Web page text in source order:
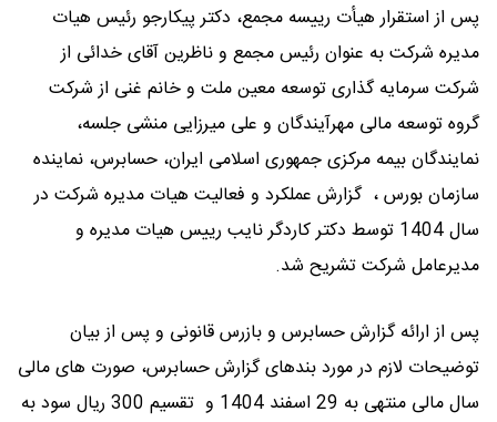
پس از استقرار هیأت رییسه مجمع، دکتر پیکارجو رئیس هیات
مدیره شرکت به عنوان رئیس مجمع و ناظرین آقای خدائی از
شرکت سرمایه گذاری توسعه معین ملت و خانم غنی از شرکت
گروه توسعه مالی مهرآیندگان و علی میرزایی منشی جلسه،
نمایندگان بیمه مرکزی جمهوری اسلامی ایران، حسابرس، نماینده
سازمان بورس ، گزارش عملکرد و فعالیت هیات مدیره شرکت در
سال 1404 توسط دکتر کاردگر نایب رییس هیات مدیره و
مدیرعامل شرکت تشریح شد.
پس از ارائه گزارش حسابرس و بازرس قانونی و پس از بیان
توضیحات لازم در مورد بندهای گزارش حسابرس، صورت های مالی
سال مالی منتهی به 29 اسفند 1404 و تقسیم 300 ریال سود به